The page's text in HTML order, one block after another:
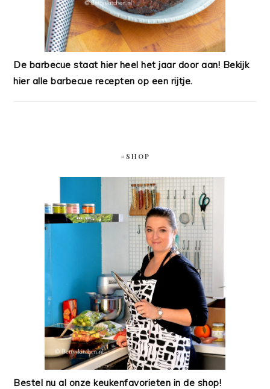
De barbecue staat hier heel het jaar door aan! Bekijk
hier alle barbecue recepten op een rijtje.
#SHOP
Bestel nu al onze keukenfavorieten in de shop!